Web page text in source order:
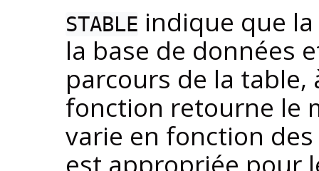
STABLE indique que
la base de données
parcours de la
fonction retourne le
varie en fonction
est appropriée pour